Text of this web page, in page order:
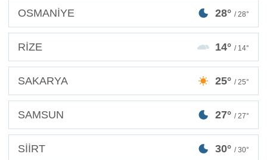
OSMANİYE 28° / 28°
RİZE 14° / 14°
SAKARYA 25° / 25°
SAMSUN 27° / 27°
SİİRT 30° / 30°